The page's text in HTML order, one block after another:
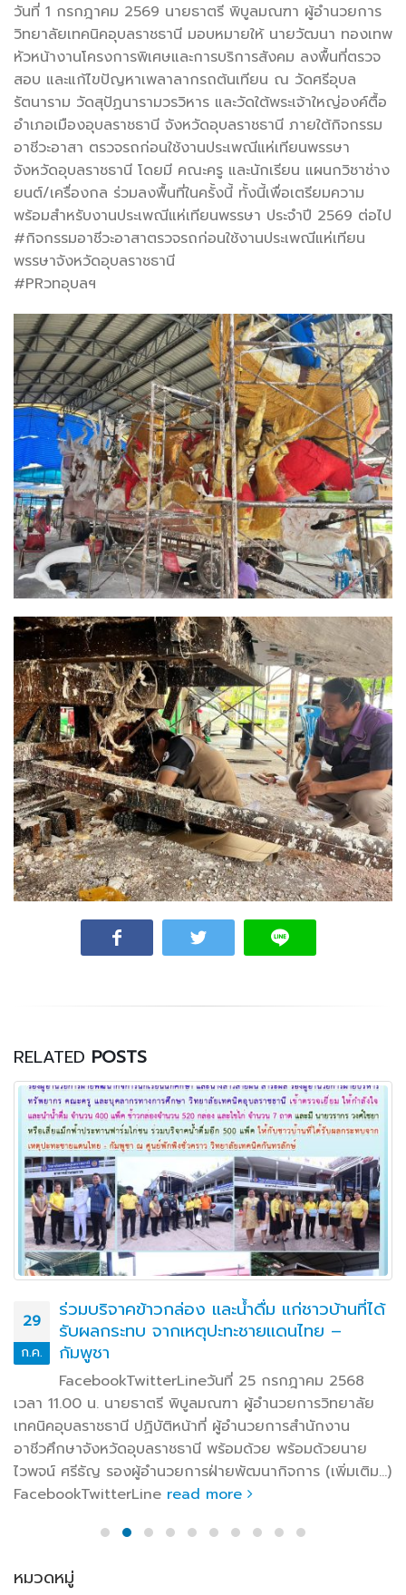
วันที่ 1 กรกฎาคม 2569 นายธาตรี พิบูลมณฑา ผู้อำนวยการ
วิทยาลัยเทคนิคอุบลราชธานี มอบหมายให้ นายวัฒนา ทองเทพ
หัวหน้างานโครงการพิเศษและการบริการสังคม ลงพื้นที่ตรวจ
สอบ และแก้ไขปัญหาเพลาลากรถต้นเทียน ณ วัดศรีอุบล
รัตนาราม วัดสุปัฏนารามวรวิหาร และวัดใต้พระเจ้าใหญ่องค์ตื้อ
อำเภอเมืองอุบลราชธานี จังหวัดอุบลราชธานี ภายใต้กิจกรรม
อาชีวะอาสา ตรวจรถก่อนใช้งานประเพณีแห่เทียนพรรษา
จังหวัดอุบลราชธานี โดยมี คณะครู และนักเรียน แผนกวิชาช่าง
ยนต์/เครื่องกล ร่วมลงพื้นที่ในครั้งนี้ ทั้งนี้เพื่อเตรียมความ
พร้อมสำหรับงานประเพณีแห่เทียนพรรษา ประจำปี 2569 ต่อไป
#กิจกรรมอาชีวะอาสาตรวจรถก่อนใช้งานประเพณีแห่เทียน
พรรษาจังหวัดอุบลราชธานี
#PRวทอุบลฯ
RELATED POSTS
29
ก.ค.
ร่วมบริจาคข้าวกล่อง และน้ำดื่ม แก่ชาวบ้านที่ได้
รับผลกระทบ จากเหตุปะทะชายแดนไทย –
กัมพูชา
FacebookTwitterLineวันที่ 25 กรกฎาคม 2568
เวลา 11.00 น. นายธาตรี พิบูลมณฑา ผู้อำนวยการวิทยาลัย
เทคนิคอุบลราชธานี ปฏิบัติหน้าที่ ผู้อำนวยการสำนักงาน
อาชีวศึกษาจังหวัดอุบลราชธานี พร้อมด้วย พร้อมด้วยนาย
ไวพจน์ ศรีธัญ รองผู้อำนวยการฝ่ายพัฒนากิจการ (เพิ่มเติม…)
FacebookTwitterLine read more
หมวดหมู่